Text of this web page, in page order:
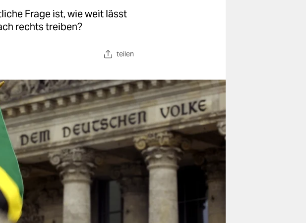
Frage ist, wie weit lässt
rechts ­treiben?
teilen